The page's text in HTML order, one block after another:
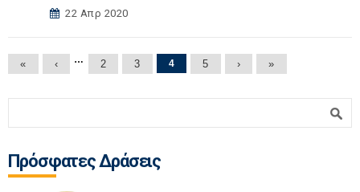
22 Απρ 2020
Σελίδες
« ‹ … 2 3 4 5 › »
Πρόσφατες Δράσεις